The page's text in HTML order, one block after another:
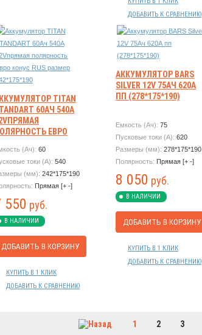
ДОБАВИТЬ К СРАВНЕНИЮ
TITAN
60АЧ 540А
ЕВРО
(Ач): 60
токи (А): 540
(мм): 242*175*190
Прямая [+ -]
550 руб.
В НАЛИЧИИ
ДОБАВИТЬ В КОРЗИНУ
КУПИТЬ В 1 КЛИК
ДОБАВИТЬ К СРАВНЕНИЮ
АККУМУЛЯТОР BARS
SILVER 12V 75АЧ 620А
ПП (278*175*190)
Емкость (Ач): 75
Пусковые токи (А): 620
Размеры (мм): 278*175*190
Полярность: Прямая [+ -]
8 050 руб.
В НАЛИЧИИ
ДОБАВИТЬ В КОРЗИНУ
КУПИТЬ В 1 КЛИК
ДОБАВИТЬ К СРАВНЕНИЮ
1 2 3